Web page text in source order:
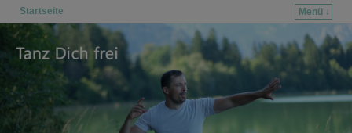
Startseite
Menü ↓
Zum Inhalt wechseln
Zum sekundären Inhalt wechseln